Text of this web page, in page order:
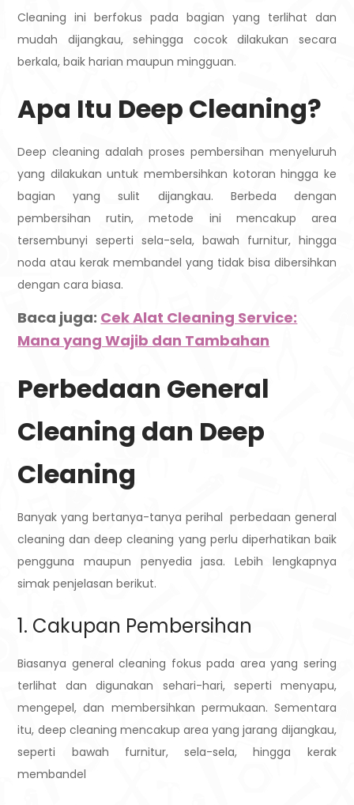
Cleaning ini berfokus pada bagian yang terlihat dan
mudah dijangkau, sehingga cocok dilakukan secara
berkala, baik harian maupun mingguan.
Apa Itu Deep Cleaning?
Deep cleaning adalah proses pembersihan menyeluruh
yang dilakukan untuk membersihkan kotoran hingga ke
bagian yang sulit dijangkau. Berbeda dengan
pembersihan rutin, metode ini mencakup area
tersembunyi seperti sela-sela, bawah furnitur, hingga
noda atau kerak membandel yang tidak bisa dibersihkan
dengan cara biasa.
Baca juga: Cek Alat Cleaning Service:
Mana yang Wajib dan Tambahan
Perbedaan General
Cleaning dan Deep
Cleaning
Banyak yang bertanya-tanya perihal perbedaan general
cleaning dan deep cleaning yang perlu diperhatikan baik
pengguna maupun penyedia jasa. Lebih lengkapnya
simak penjelasan berikut.
1. Cakupan Pembersihan
Biasanya general cleaning fokus pada area yang sering
terlihat dan digunakan sehari-hari, seperti menyapu,
mengepel, dan membersihkan permukaan. Sementara
itu, deep cleaning mencakup area yang jarang dijangkau,
seperti bawah furnitur, sela-sela, hingga kerak
membandel